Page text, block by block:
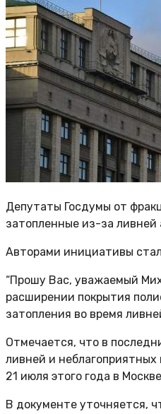
Депутаты Госдумы от
затопленные из-за
Авторами инициативы
“Прошу Вас, уважаемый
расширении покрытия
затопления во время
Отмечается, что в
ливней и
21 июля этого года в
В документе уточняется,